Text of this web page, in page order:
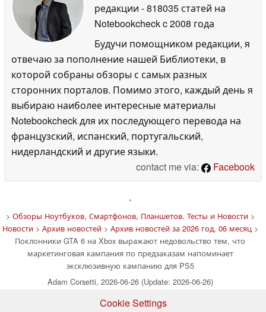
редакции - 818035 статей на
Notebookcheckc 2008 года
Будучи помощником редакции, я
отвечаю за пополнение нашей Библиотеки, в
которой собраны обзоры с самых разных
сторонних порталов. Помимо этого, каждый день я
выбираю наиболее интересные материалы
Notebookcheck для их последующего перевода на
французский, испанский, португальский,
нидерландский и другие языки.
contact me via:
Facebook
'
> Обзоры Ноутбуков, Смартфонов, Планшетов. Тесты и Новости>
Новости> Архив новостей> Архив новостей за 2026 год, 06 месяц>
Поклонники GTA 6 на Xbox выражают недовольство тем, что
маркетинговая кампания по предзаказам напоминает
эксклюзивную кампанию для PS5
Adam Corsetti, 2026-06-26 (Update: 2026-06-26)
Cookie Settings